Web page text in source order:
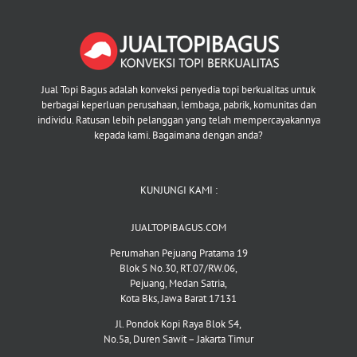
Jual Topi Bagus adalah konveksi penyedia topi berkualitas untuk
berbagai keperluan perusahaan, lembaga, pabrik, komunitas dan
individu. Ratusan lebih pelanggan yang telah mempercayakannya
kepada kami. Bagaimana dengan anda?
KUNJUNGI KAMI :
JUALTOPIBAGUS.COM
Perumahan Pejuang Pratama 19
Blok S No.30, RT.07/RW.06,
Pejuang, Medan Satria,
Kota Bks, Jawa Barat 17131
Jl. Pondok Kopi Raya Blok S4,
No.5a, Duren Sawit – Jakarta Timur